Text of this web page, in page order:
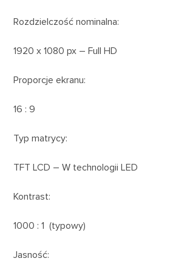
Rozdzielczość nominalna:
1920 x 1080 px – Full HD
Proporcje ekranu:
16 : 9
Typ matrycy:
TFT LCD – W technologii LED
Kontrast:
1000 : 1 (typowy)
Jasność: